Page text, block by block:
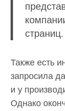
страниц.
Также есть
запросила
и у
Однако